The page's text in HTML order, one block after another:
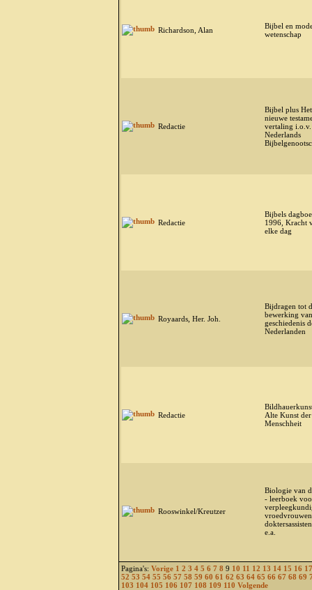
Richardson, Alan
Bijbel en
wetenschap
Redactie
Bijbel plus Het
nieuwe
vertaling
Nederlands
Redactie
Bijbels
1996, Kracht
elke dag
Royaards, Her. Joh.
Bijdragen tot
bewerking
geschiedenis
Nederlanden
Redactie
Alte Kunst der
Menschheit
Rooswinkel/Kreutzer
Biologie van
- leerboek
e.a.
Pagina's: Vorige 1 2 3 4 5 6 7 8 9 10 11 12 13 14 15 16 17
52 53 54 55 56 57 58 59 60 61 62 63 64 65 66 67 68 69
103 104 105 106 107 108 109 110 Volgende